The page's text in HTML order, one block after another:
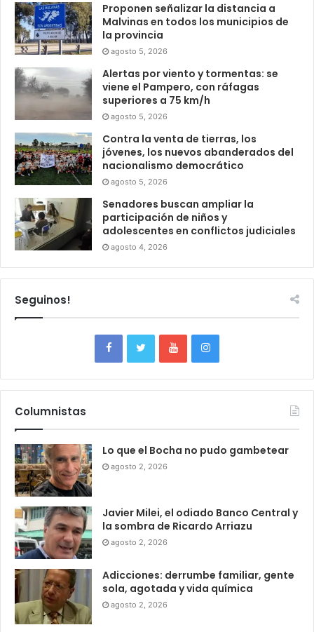
Proponen señalizar la distancia a
Malvinas en todos los municipios de
la provincia
agosto 5, 2026
Alertas por viento y tormentas: se
viene el Pampero, con ráfagas
superiores a 75 km/h
agosto 5, 2026
Contra la venta de tierras, los
jóvenes, los nuevos abanderados del
nacionalismo democrático
agosto 5, 2026
Senadores buscan ampliar la
participación de niños y
adolescentes en conflictos judiciales
agosto 4, 2026
Seguinos!
Columnistas
Lo que el Bocha no pudo gambetear
agosto 2, 2026
Javier Milei, el odiado Banco Central y
la sombra de Ricardo Arriazu
agosto 2, 2026
Adicciones: derrumbe familiar, gente
sola, agotada y vida química
agosto 2, 2026